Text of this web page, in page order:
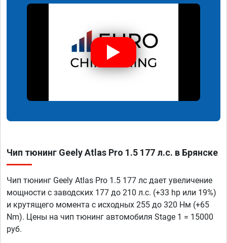
Чип тюнинг Geely Atlas Pro 1.5 177 л.с. в Брянске
Чип тюнинг Geely Atlas Pro 1.5 177 лс дает увеличение
мощности с заводских 177 до 210 л.с. (+33 hp или 19%)
и крутящего момента с исходных 255 до 320 Нм (+65
Nm). Цены на чип тюнинг автомобиля Stage 1 = 15000
руб.